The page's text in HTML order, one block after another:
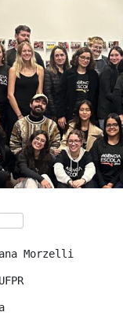
Morzelli